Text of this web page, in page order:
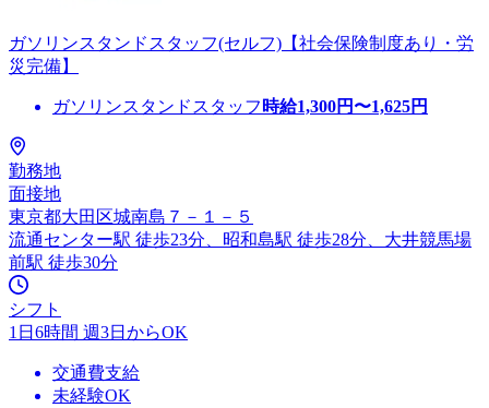
ガソリンスタンドスタッフ(セルフ)【社会保険制度あり・労
災完備】
ガソリンスタンドスタッフ 時給1,300円〜1,625円
勤務地
面接地
東京都大田区城南島７－１－５
流通センター駅 徒歩23分、昭和島駅 徒歩28分、大井競馬場
前駅 徒歩30分
シフト
1日6時間 週3日からOK
交通費支給
未経験OK